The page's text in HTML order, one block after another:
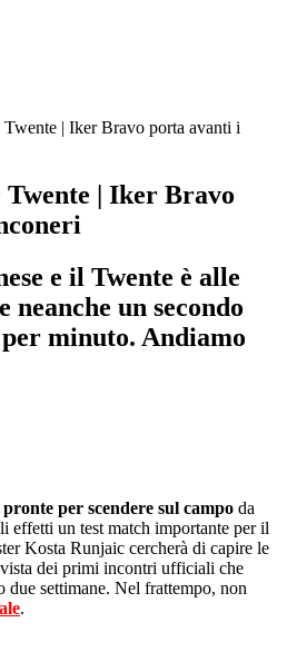
| Iker Bravo porta avanti i
| Iker Bravo
e il Twente è alle
neanche un secondo
minuto. Andiamo
per scendere sul campo da
effetti un test match importante per il
Kosta Runjaic cercherà di capire le
dei primi incontri ufficiali che
due settimane. Nel frattempo, non
.